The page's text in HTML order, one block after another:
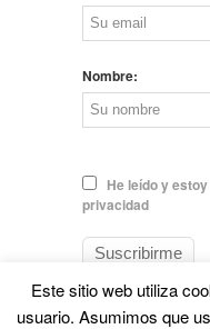
Nombre:
He leído y
privacidad
Este sitio web utiliza
usuario. Asumimos que